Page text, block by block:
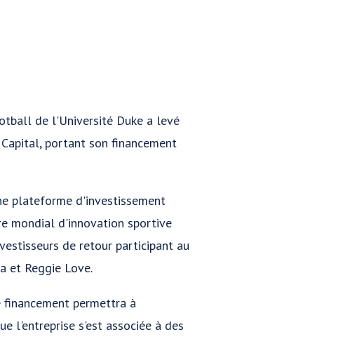
de l'Université Duke a levé
portant son financement
plateforme d'investissement
mondial d'innovation sportive
de retour participant au
et Reggie Love.
financement permettra à
l'entreprise s'est associée à des